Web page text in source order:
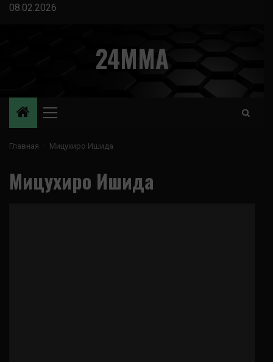
Перейти
08.02.2026
24MMA
Основное
Главная Мицухиро Ишида
Мицухиро Ишида